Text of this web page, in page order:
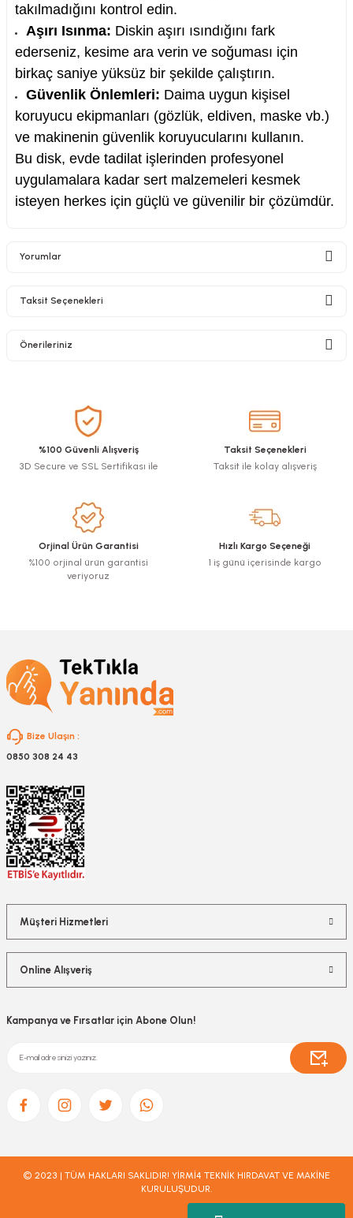
takılmadığını kontrol edin.
Aşırı Isınma: Diskin aşırı ısındığını fark
ederseniz, kesime ara verin ve soğuması için
birkaç saniye yüksüz bir şekilde çalıştırın.
Güvenlik Önlemleri: Daima uygun kişisel
koruyucu ekipmanları (gözlük, eldiven, maske vb.)
ve makinenin güvenlik koruyucularını kullanın.
Bu disk, evde tadilat işlerinden profesyonel
uygulamalara kadar sert malzemeleri kesmek
isteyen herkes için güçlü ve güvenilir bir çözümdür.
Yorumlar
Taksit Seçenekleri
Önerileriniz
Görüş ve önerileriniz için teşekkür ederiz.
Ürün resmi kalitesiz, bozuk veya görüntülenemiyor.
Ürün bilgilerinde hatalar bulunuyor.
Ürün fiyatı diğer sitelerden daha pahalı.
Bu ürüne benzer farklı alternatifler olmalı.
%100 Güvenli Alışveriş
3D Secure ve SSL Sertifikası ile
Taksit Seçenekleri
Taksit ile kolay alışveriş
Orjinal Ürün Garantisi
%100 orjinal ürün garantisi
veriyoruz
Hızlı Kargo Seçeneği
1 iş günü içerisinde kargo
Bize Ulaşın :
0850 308 24 43
Müşteri Hizmetleri
Online Alışveriş
Kampanya ve Fırsatlar için Abone Olun!
© 2023 | TÜM HAKLARI SAKLIDIR! YİRMİ4 TEKNİK HIRDAVAT VE MAKİNE
KURULUŞUDUR.